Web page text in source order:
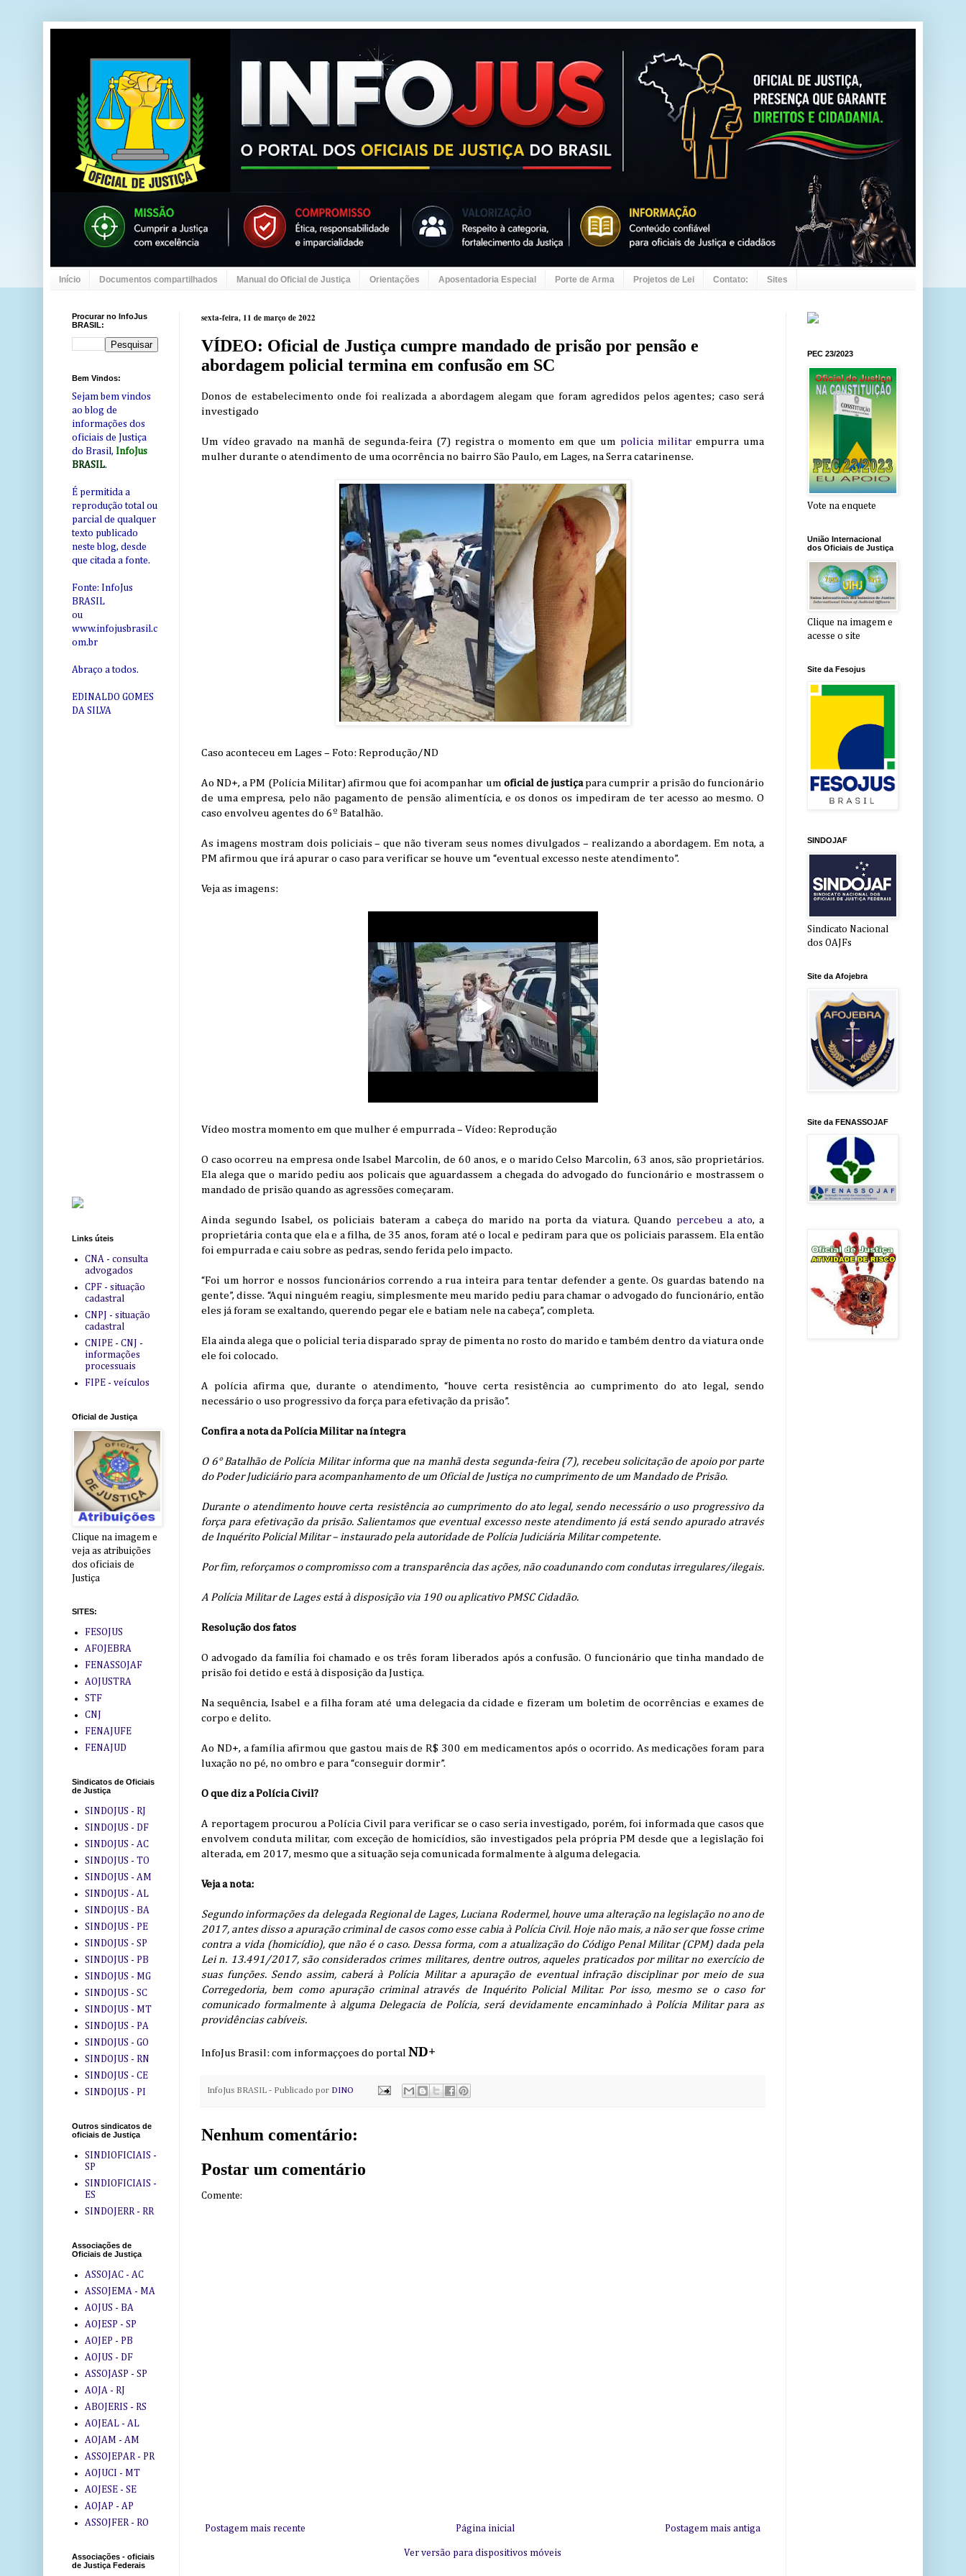
Início Documentos compartilhados Manual do Oficial de Justiça Orientações Aposentadoria Especial Porte de Arma Projetos de Lei Contato: Sites
sexta-feira, 11 de março de 2022
VÍDEO: Oficial de Justiça cumpre mandado de prisão por pensão e
abordagem policial termina em confusão em SC
Donos de estabelecimento onde foi realizada a abordagem alegam que foram agredidos pelos agentes; caso será
investigado
Um vídeo gravado na manhã de segunda-feira (7) registra o momento em que um policia militarempurra uma
mulher durante o atendimento de uma ocorrência no bairro São Paulo, em Lages, na Serra catarinense.
Caso aconteceu em Lages – Foto: Reprodução/ND
Ao ND+, a PM (Polícia Militar) afirmou que foi acompanhar um oficial de justiçapara cumprir a prisão do funcionário
de uma empresa, pelo não pagamento de pensão alimentícia, e os donos os impediram de ter acesso ao mesmo. O
caso envolveu agentes do 6º Batalhão.
As imagens mostram dois policiais – que não tiveram seus nomes divulgados – realizando a abordagem. Em nota, a
PM afirmou que irá apurar o caso para verificar se houve um “eventual excesso neste atendimento”.
Veja as imagens:
Vídeo mostra momento em que mulher é empurrada – Vídeo: Reprodução
O caso ocorreu na empresa onde Isabel Marcolin, de 60 anos, e o marido Celso Marcolin, 63 anos, são proprietários.
Ela alega que o marido pediu aos policais que aguardassem a chegada do advogado do funcionário e mostrassem o
mandado de prisão quando as agressões começaram.
Ainda segundo Isabel, os policiais bateram a cabeça do marido na porta da viatura. Quando percebeu a ato, a
proprietária conta que ela e a filha, de 35 anos, foram até o local e pediram para que os policiais parassem. Ela então
foi empurrada e caiu sobre as pedras, sendo ferida pelo impacto.
“Foi um horror e nossos funcionários correndo a rua inteira para tentar defender a gente. Os guardas batendo na
gente”, disse. “Aqui ninguém reagiu, simplesmente meu marido pediu para chamar o advogado do funcionário, então
eles já foram se exaltando, querendo pegar ele e batiam nele na cabeça”, completa.
Ela ainda alega que o policial teria disparado spray de pimenta no rosto do marido e também dentro da viatura onde
ele foi colocado.
A polícia afirma que, durante o atendimento, “houve certa resistência ao cumprimento do ato legal, sendo
necessário o uso progressivo da força para efetivação da prisão”.
Confira a nota da Polícia Militar na íntegra
O 6° Batalhão de Polícia Militar informa que na manhã desta segunda-feira (7), recebeu solicitação de apoio por parte
do Poder Judiciário para acompanhamento de um Oficial de Justiça no cumprimento de um Mandado de Prisão.
Durante o atendimento houve certa resistência ao cumprimento do ato legal, sendo necessário o uso progressivo da
força para efetivação da prisão. Salientamos que eventual excesso neste atendimento já está sendo apurado através
de Inquérito Policial Militar – instaurado pela autoridade de Polícia Judiciária Militar competente.
Por fim, reforçamos o compromisso com a transparência das ações, não coadunando com condutas irregulares/ilegais.
A Polícia Militar de Lages está à disposição via 190 ou aplicativo PMSC Cidadão.
Resolução dos fatos
O advogado da família foi chamado e os três foram liberados após a confusão. O funcionário que tinha mandado de
prisão foi detido e está à disposição da Justiça.
Na sequência, Isabel e a filha foram até uma delegacia da cidade e fizeram um boletim de ocorrências e exames de
corpo e delito.
Ao ND+, a família afirmou que gastou mais de R$ 300 em medicamentos após o ocorrido. As medicações foram para
luxação no pé, no ombro e para “conseguir dormir”.
O que diz a Polícia Civil?
A reportagem procurou a Polícia Civil para verificar se o caso seria investigado, porém, foi informada que casos que
envolvem conduta militar, com exceção de homicídios, são investigados pela própria PM desde que a legislação foi
alterada, em 2017, mesmo que a situação seja comunicada formalmente à alguma delegacia.
Veja a nota:
Segundo informações da delegada Regional de Lages, Luciana Rodermel, houve uma alteração na legislação no ano de
2017, antes disso a apuração criminal de casos como esse cabia à Polícia Civil. Hoje não mais, a não ser que fosse crime
contra a vida (homicídio), que não é o caso. Dessa forma, com a atualização do Código Penal Militar (CPM) dada pela
Lei n. 13.491/2017, são considerados crimes militares, dentre outros, aqueles praticados por militar no exercício de
suas funções. Sendo assim, caberá à Polícia Militar a apuração de eventual infração disciplinar por meio de sua
Corregedoria, bem como apuração criminal através de Inquérito Policial Militar. Por isso, mesmo se o caso for
comunicado formalmente à alguma Delegacia de Polícia, será devidamente encaminhado à Polícia Militar para as
providências cabíveis.
InfoJus Brasil: com informaççoes do portal ND+
InfoJus BRASIL - Publicado por DINO
Nenhum comentário:
Postar um comentário
Comente:
Postagem mais recente Postagem mais antiga
Página inicial
Ver versão para dispositivos móveis
Procurar no InfoJus
BRASIL:
Bem Vindos:
Sejam bem vindos
ao blog de
informações dos
oficiais de Justiça
do Brasil, InfoJus
BRASIL.
É permitida a
reprodução total ou
parcial de qualquer
texto publicado
neste blog, desde
que citada a fonte.
Fonte: InfoJus
BRASIL
ou
www.infojusbrasil.c
om.br
Abraço a todos.
EDINALDO GOMES
DA SILVA
Links úteis
CNA - consulta
advogados
CPF - situação
cadastral
CNPJ - situação
cadastral
CNIPE - CNJ -
informações
processuais
FIPE - veículos
Oficial de Justiça
Clique na imagem e
veja as atribuições
dos oficiais de
Justiça
SITES:
FESOJUS
AFOJEBRA
FENASSOJAF
AOJUSTRA
STF
CNJ
FENAJUFE
FENAJUD
Sindicatos de Oficiais
de Justiça
SINDOJUS - RJ
SINDOJUS - DF
SINDOJUS - AC
SINDOJUS - TO
SINDOJUS - AM
SINDOJUS - AL
SINDOJUS - BA
SINDOJUS - PE
SINDOJUS - SP
SINDOJUS - PB
SINDOJUS - MG
SINDOJUS - SC
SINDOJUS - MT
SINDOJUS - PA
SINDOJUS - GO
SINDOJUS - RN
SINDOJUS - CE
SINDOJUS - PI
Outros sindicatos de
oficiais de Justiça
SINDIOFICIAIS -
SP
SINDIOFICIAIS -
ES
SINDOJERR - RR
Associações de
Oficiais de Justiça
ASSOJAC - AC
ASSOJEMA - MA
AOJUS - BA
AOJESP - SP
AOJEP - PB
AOJUS - DF
ASSOJASP - SP
AOJA - RJ
ABOJERIS - RS
AOJEAL - AL
AOJAM - AM
ASSOJEPAR - PR
AOJUCI - MT
AOJESE - SE
AOJAP - AP
ASSOJFER - RO
Associações - oficiais
de Justiça Federais
PEC 23/2023
Vote na enquete
União Internacional
dos Oficiais de Justiça
Clique na imagem e
acesse o site
Site da Fesojus
SINDOJAF
Sindicato Nacional
dos OAJFs
Site da Afojebra
Site da FENASSOJAF